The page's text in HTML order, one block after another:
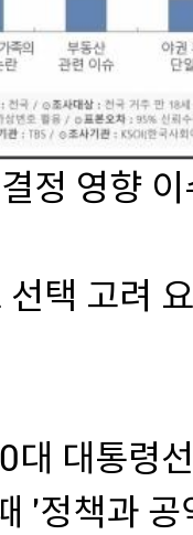
정 영향
선택 고려
대 대통령
'정책과